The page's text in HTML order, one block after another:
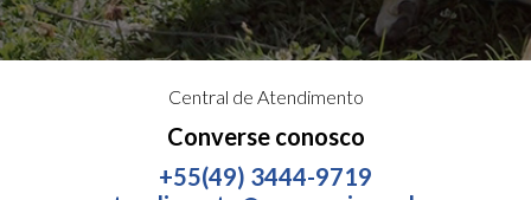
Central de Atendimento
Converse conosco
+55(49) 3444-9719